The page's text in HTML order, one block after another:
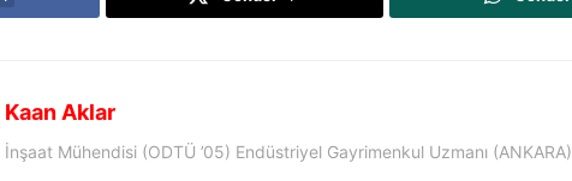
Kaan Aklar
İnşaat Mühendisi (ODTÜ ’05) Endüstriyel Gayrimenkul Uzmanı (ANKARA)